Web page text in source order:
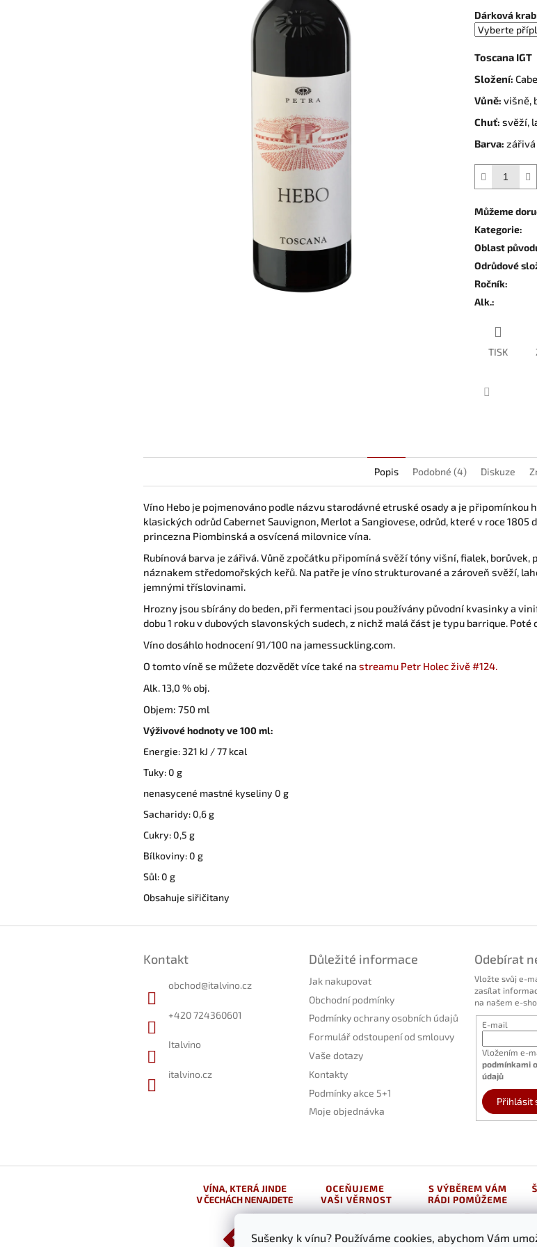
Sušenky k vínu? Používáme cookies, abychom Vám
Dárková
Toscana IGT
Složení:
Vůně: višně,
Chuť: svěží,
Barva: zářivá
Můžeme
Kategorie:
Oblast
Odrůdové
Ročník:
Alk.:
TISK
Popis Podobné (4) Diskuze
Víno Hebo je pojmenováno podle názvu starodávné etruské osady a je připomínkou
klasických odrůd Cabernet Sauvignon, Merlot a Sangiovese, odrůd, které v roce
princezna Piombinská a osvícená milovnice vína.
Rubínová barva je zářivá. Vůně zpočátku připomíná svěží tóny višní, fialek,
náznakem středomořských keřů. Na patře je víno strukturované a zároveň svěží,
jemnými tříslovinami.
Hrozny jsou sbírány do beden, při fermentaci jsou používány původní kvasinky a
dobu 1 roku v dubových slavonských sudech, z nichž malá část je typu barrique.
Víno dosáhlo hodnocení 91/100 na jamessuckling.com.
O tomto víně se můžete dozvědět více také na streamu Petr Holec živě #124.
Alk. 13,0 % obj.
Objem: 750 ml
Výživové hodnoty ve 100 ml:
Energie: 321 kJ / 77 kcal
Tuky: 0 g
nenasycené mastné kyseliny 0 g
Sacharidy: 0,6 g
Cukry: 0,5 g
Bílkoviny: 0 g
Sůl: 0 g
Obsahuje siřičitany
Kontakt
obchod@italvino.cz
+420 724360601
Italvino
italvino.cz
Důležité informace
Jak nakupovat
Obchodní podmínky
Podmínky ochrany osobních údajů
Formulář odstoupení od smlouvy
Vaše dotazy
Kontakty
Podmínky akce 5+1
Moje objednávka
Odebírat
Vložte svůj e-
zasílat
na našem e-
E-mail
Vložením e-
podmínkami
údajů
Přihlásit